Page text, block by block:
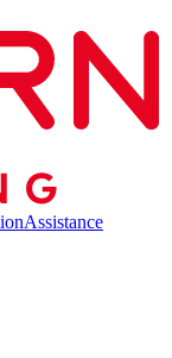
Assistance